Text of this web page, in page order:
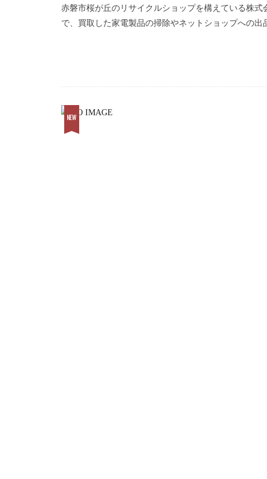
赤磐市桜が丘のリサイクルショップを構えている株
で、買取した家電製品の掃除やネットショップへの